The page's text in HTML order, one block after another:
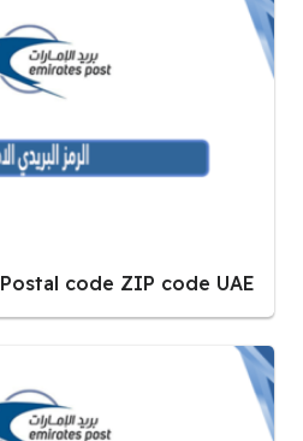
Postal code ZIP code UAE الرمز البريدي الامارات